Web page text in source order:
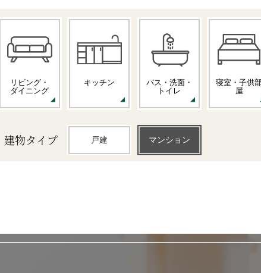
リビング・
ダイニング
キッチン
バス・洗面・
トイレ
寝室・子供
屋
建物タイプ 戸建 マンション